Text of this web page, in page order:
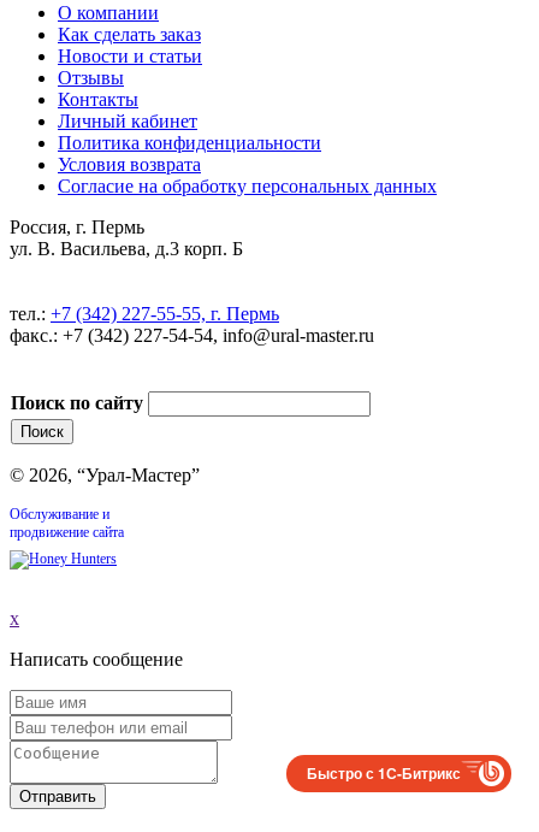
О компании
Как сделать заказ
Новости и статьи
Отзывы
Контакты
Личный кабинет
Политика конфиденциальности
Условия возврата
Согласие на обработку персональных данных
Россия, г. Пермь
ул. В. Васильева, д.3 корп. Б
тел.: +7 (342) 227-55-55, г. Пермь
факс.: +7 (342) 227-54-54, info@ural-master.ru
Поиск по сайту
© 2026, “Урал-Мастер”
Обслуживание и
продвижение сайта
x
Написать сообщение
Отправить
Быстро с 1С-Битрикс